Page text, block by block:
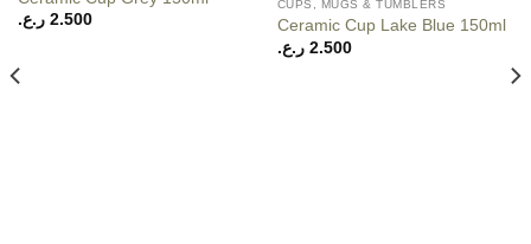
2.500 ر.ع.
CUPS, MUGS & TUMBLERS
Ceramic Cup Lake Blue 150ml
2.500 ر.ع.